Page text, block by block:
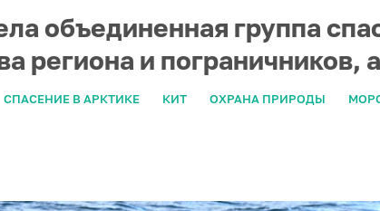
объединенная группа
региона и
СПАСЕНИЕ В АРКТИКЕ КИТ ОХРАНА ПРИРОДЫ